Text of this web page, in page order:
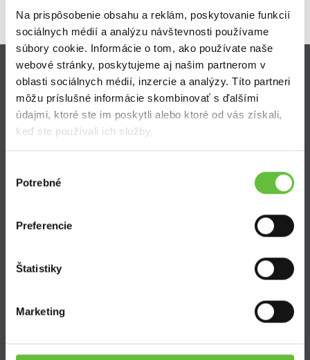
Na prispôsobenie obsahu a reklám, poskytovanie funkcií
sociálnych médií a analýzu návštevnosti používame
súbory cookie. Informácie o tom, ako používate naše
webové stránky, poskytujeme aj našim partnerom v
oblasti sociálnych médií, inzercie a analýzy. Títo partneri
môžu príslušné informácie skombinovať s ďalšími
údajmi, ktoré ste im poskytli alebo ktoré od vás získali,
keď ste používali ich služby.
súhlasu
Potrebné
Preferencie
Štatistiky
Marketing
Zistite viac
Ako Super Sused funguje?
Ako sa stať Super Susedom?